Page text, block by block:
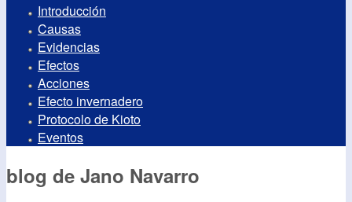
Introducción
Causas
Evidencias
Efectos
Acciones
Efecto invernadero
Protocolo de Kioto
Eventos
blog de Jano Navarro